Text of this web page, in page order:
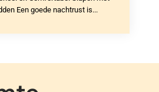
en Comfortabel Slapen met